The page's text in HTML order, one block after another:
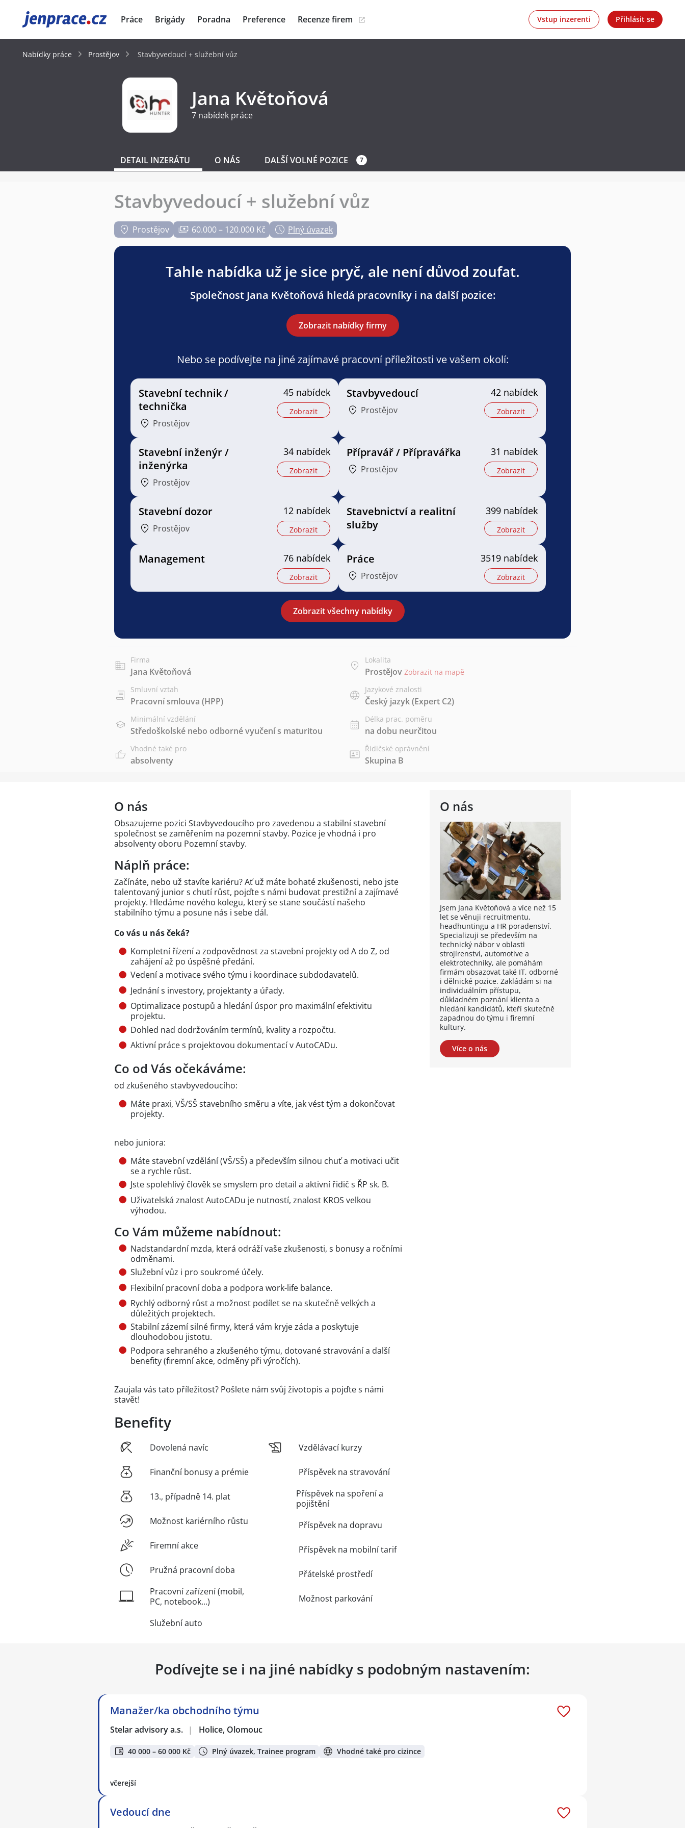
JenPráce.cz Práce Brigády Poradna Preference Recenze firem Vstup inzerenti Přihlásit se
Nabídky práce Prostějov Stavbyvedoucí + služební vůz
Jana Květoňová
7 nabídek práce
DETAIL INZERÁTU O NÁS DALŠÍ VOLNÉ POZICE 7
Stavbyvedoucí + služební vůz
Prostějov 60.000 – 120.000 Kč Plný úvazek
Tahle nabídka už je sice pryč, ale není důvod zoufat.
Společnost Jana Květoňová hledá pracovníky i na další pozice:
Zobrazit nabídky firmy
Nebo se podívejte na jiné zajímavé pracovní příležitosti ve vašem okolí:
Stavební technik /
technička
Prostějov
45 nabídek
Zobrazit
Stavbyvedoucí
Prostějov
42 nabídek
Zobrazit
Stavební inženýr /
inženýrka
Prostějov
34 nabídek
Zobrazit
Přípravář / Přípravářka
Prostějov
31 nabídek
Zobrazit
Stavební dozor
Prostějov
12 nabídek
Zobrazit
Stavebnictví a realitní
služby
399 nabídek
Zobrazit
Management 76 nabídek
Zobrazit
Práce
Prostějov
3519 nabídek
Zobrazit
Zobrazit všechny nabídky
Firma
Jana Květoňová
Lokalita
Prostějov Zobrazit na mapě
Smluvní vztah
Pracovní smlouva (HPP)
Jazykové znalosti
Český jazyk(Expert C2)
Minimální vzdělání
Středoškolské nebo odborné vyučení s maturitou
Délka prac. poměru
na dobu neurčitou
Vhodné také pro
absolventy
Řidičské oprávnění
Skupina B
O nás
Jsem Jana Květoňová a více než 15
let se věnuji recruitmentu,
headhuntingu a HR poradenství.
Specializuji se především na
technický nábor v oblasti
strojírenství, automotive a
elektrotechniky, ale pomáhám
firmám obsazovat také IT, odborné
i dělnické pozice. Zakládám si na
individuálním přístupu,
důkladném poznání klienta a
hledání kandidátů, kteří skutečně
zapadnou do týmu i firemní
kultury.
Více o nás
O nás
Obsazujeme pozici Stavbyvedoucího pro zavedenou a stabilní stavební
společnost se zaměřením na pozemní stavby. Pozice je vhodná i pro
absolventy oboru Pozemní stavby.
Náplň práce:
Začínáte, nebo už stavíte kariéru? Ať už máte bohaté zkušenosti, nebo jste
talentovaný junior s chutí růst, pojďte s námi budovat prestižní a zajímavé
projekty. Hledáme nového kolegu, který se stane součástí našeho
stabilního týmu a posune nás i sebe dál.
Co vás u nás čeká?
Kompletní řízení a zodpovědnost za stavební projekty od A do Z, od
zahájení až po úspěšné předání.
Vedení a motivace svého týmu i koordinace subdodavatelů.
Jednání s investory, projektanty a úřady.
Optimalizace postupů a hledání úspor pro maximální efektivitu
projektu.
Dohled nad dodržováním termínů, kvality a rozpočtu.
Aktivní práce s projektovou dokumentací v AutoCADu.
Co od Vás očekáváme:
od zkušeného stavbyvedoucího:
Máte praxi, VŠ/SŠ stavebního směru a víte, jak vést tým a dokončovat
projekty.
nebo juniora:
Máte stavební vzdělání (VŠ/SŠ) a především silnou chuť a motivaci učit
se a rychle růst.
Jste spolehlivý člověk se smyslem pro detail a aktivní řidič s ŘP sk. B.
Uživatelská znalost AutoCADu je nutností, znalost KROS velkou
výhodou.
Co Vám můžeme nabídnout:
Nadstandardní mzda, která odráží vaše zkušenosti, s bonusy a ročními
odměnami.
Služební vůz i pro soukromé účely.
Flexibilní pracovní doba a podpora work-life balance.
Rychlý odborný růst a možnost podílet se na skutečně velkých a
důležitých projektech.
Stabilní zázemí silné firmy, která vám kryje záda a poskytuje
dlouhodobou jistotu.
Podpora sehraného a zkušeného týmu, dotované stravování a další
benefity (firemní akce, odměny při výročích).
Zaujala vás tato příležitost? Pošlete nám svůj životopis a pojďte s námi
stavět!
Benefity
Dovolená navíc
Finanční bonusy a prémie
13., případně 14. plat
Možnost kariérního růstu
Firemní akce
Pružná pracovní doba
Pracovní zařízení (mobil,
PC, notebook...)
Služební auto
Vzdělávací kurzy
Příspěvek na stravování
Příspěvek na spoření a
pojištění
Příspěvek na dopravu
Příspěvek na mobilní tarif
Přátelské prostředí
Možnost parkování
Podívejte se i na jiné nabídky s podobným nastavením:
Manažer/ka obchodního týmu
Stelar advisory a.s. | Holice, Olomouc
40 000 – 60 000 Kč Plný úvazek, Trainee program Vhodné také pro cizince
včerejší
Vedoucí dne